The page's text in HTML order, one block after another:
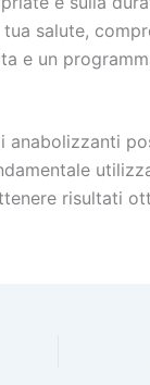
salute,
e un
anabolizzanti
risultati